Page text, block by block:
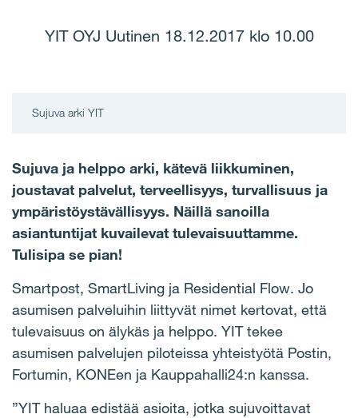
YIT OYJ Uutinen 18.12.2017 klo 10.00
Sujuva arki YIT
Sujuva ja helppo arki, kätevä liikkuminen,
joustavat palvelut, terveellisyys, turvallisuus ja
ympäristöystävällisyys. Näillä sanoilla
asiantuntijat kuvailevat tulevaisuuttamme.
Tulisipa se pian!
Smartpost, SmartLiving ja Residential Flow. Jo
asumisen palveluihin liittyvät nimet kertovat, että
tulevaisuus on älykäs ja helppo. YIT tekee
asumisen palvelujen piloteissa yhteistyötä Postin,
Fortumin, KONEen ja Kauppahalli24:n kanssa.
”YIT haluaa edistää asioita, jotka sujuvoittavat